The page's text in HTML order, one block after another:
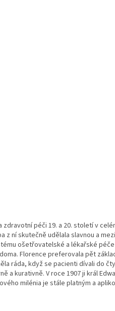
zdravotní péči 19. a 20. století v
z ní skutečně udělala slavnou a
ošetřovatelské a lékařské
Florence preferovala pět
ráda, když se pacienti dívali do
a kurativně. V roce 1907 ji král
milénia je stále platným a